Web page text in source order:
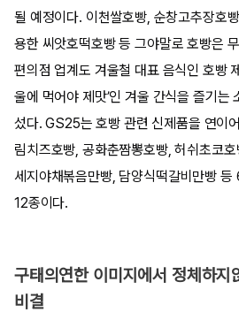
될 예정이다. 이천쌀호빵, 순창고추장호
용한 씨앗호떡호빵 등 그야말로 호빵은
편의점 업계도 겨울철 대표 음식인 호빵
울에 먹어야 제맛’인 겨울 간식을 즐기는
섰다. GS25는 호빵 관련 신제품을 연이
림치즈호빵, 공화춘짬뽕호빵, 허쉬초코
세지야채볶음만빵, 담양식떡갈비만빵
12종이다.
구태의연한 이미지에서 정체하지
비결